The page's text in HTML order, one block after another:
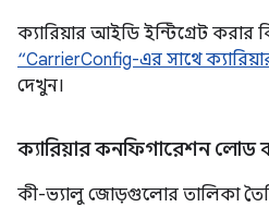
ক্যারিয়ার আইডি ইন্টিগ্রেট
“CarrierConfig-এর সাথে
দেখুন।
ক্যারিয়ার কনফিগারেশন লোড
কী-ভ্যালু জোড়গুলোর তালিকা তৈরির